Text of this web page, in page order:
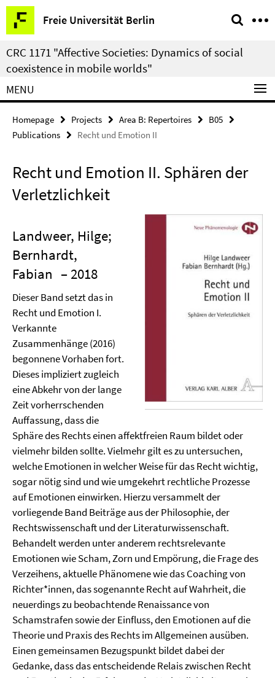
Springe
direkt
zu
Inhalt
Freie Universität Berlin
Service
Navigation
CRC 1171 "Affective Societies: Dynamics of social
coexistence in mobile worlds"
MENU
Homepage Projects Area B: Repertoires
B05
Publications
Recht und Emotion II
Recht und Emotion II. Sphären der
Verletzlichkeit
Landweer, Hilge;
Bernhardt,
Fabian – 2018
Dieser Band setzt das in
Recht und Emotion I.
Verkannte
Zusammenhänge (2016)
begonnene Vorhaben fort.
Dieses impliziert zugleich
eine Abkehr von der lange
Zeit vorherrschenden
Auffassung, dass die
Sphäre des Rechts einen affektfreien Raum bildet oder
vielmehr bilden sollte. Vielmehr gilt es zu untersuchen,
welche Emotionen in welcher Weise für das Recht wichtig,
sogar nötig sind und wie umgekehrt rechtliche Prozesse
auf Emotionen einwirken. Hierzu versammelt der
vorliegende Band Beiträge aus der Philosophie, der
Rechtswissenschaft und der Literaturwissenschaft.
Behandelt werden unter anderem rechtsrelevante
Emotionen wie Scham, Zorn und Empörung, die Frage des
Verzeihens, aktuelle Phänomene wie das Coaching von
Richter*innen, das sogenannte Recht auf Wahrheit, die
neuerdings zu beobachtende Renaissance von
Schamstrafen sowie der Einfluss, den Emotionen auf die
Theorie und Praxis des Rechts im Allgemeinen ausüben.
Einen gemeinsamen Bezugspunkt bildet dabei der
Gedanke, dass das entscheidende Relais zwischen Recht